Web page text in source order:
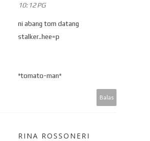
10:12 PG
ni abang tom datang
stalker..hee=p
*tomato-man*
Balas
RINA ROSSONERI